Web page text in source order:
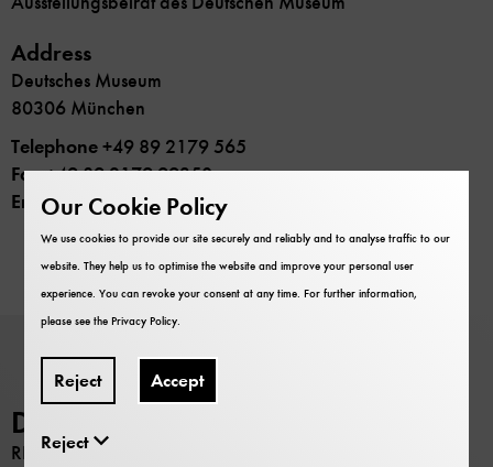
Address
Deutsches Museum
80306 München
Telephone+49 89 2179 565
Fax+49 89 2179 99350
Emails.gerber-hirt@deutsches-museum.de
Deutsches Museum
RESEARCH
Our Cookie Policy
We use cookies to provide our site securely and reliably and to analyse traffic to our
website. They help us to optimise the website and improve your personal user
experience. You can revoke your consent at any time. For further information,
please see thePrivacy Policy.
Reject Accept
Reject